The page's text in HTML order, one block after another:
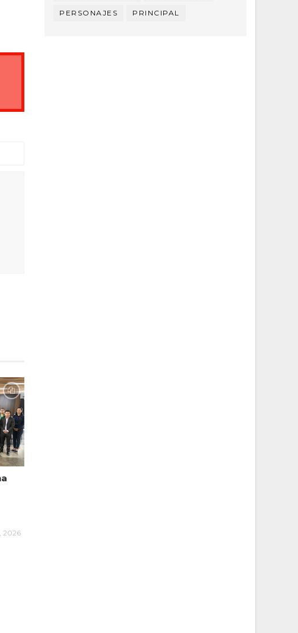
2026
PERSONAJES PRINCIPAL